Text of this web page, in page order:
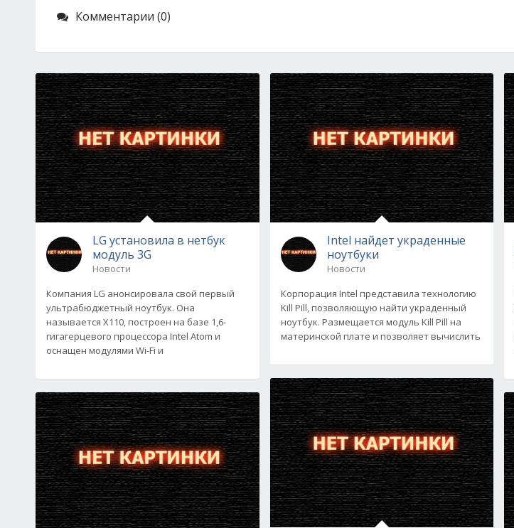
Комментарии (0)
LG установила в нетбук
модуль 3G
Новости
Компания LG анонсировала свой первый
ультрабюджетный ноутбук. Она
называется X110, построен на базе 1,6-
гигагерцевого процессора Intel Atom и
оснащен модулями Wi-Fi и
Intel найдет украденные
ноутбуки
Новости
Корпорация Intel представила технологию
Kill Pill, позволяющую найти украденный
ноутбук. Размещается модуль Kill Pill на
материнской плате и позволяет вычислить